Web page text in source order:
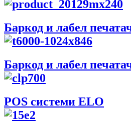
Баркод и лабел
Баркод и лабел
POS системи ELO